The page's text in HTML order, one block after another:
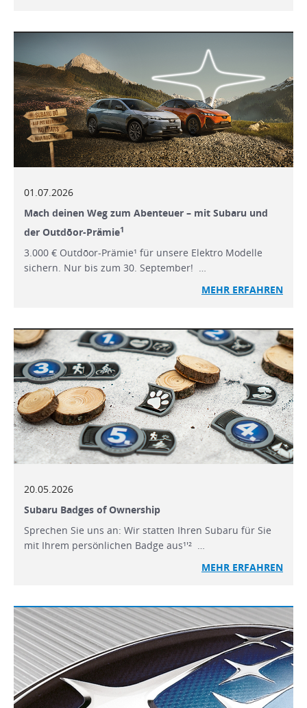
01.07.2026
Mach deinen Weg zum Abenteuer – mit Subaru und
der Outdōor-Prämie1
3.000 € Outdōor-Prämie¹ für unsere Elektro Modelle
sichern. Nur bis zum 30. September! …
MEHR ERFAHREN
20.05.2026
Subaru Badges of Ownership
Sprechen Sie uns an: Wir statten Ihren Subaru für Sie
mit Ihrem persönlichen Badge aus¹'² …
MEHR ERFAHREN